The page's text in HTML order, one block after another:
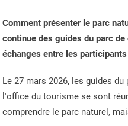
Comment présenter le parc
continue des guides du parc
échanges entre les
Le 27 mars 2026, les guides
l'office du tourisme se sont
comprendre le parc naturel,